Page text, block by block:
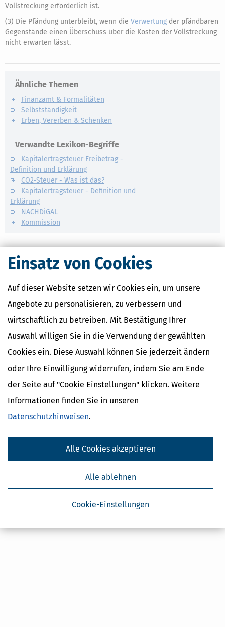
Einsatz von Cookies
Auf dieser Website setzen wir Cookies ein, um unsere
Angebote zu personalisieren, zu verbessern und
wirtschaftlich zu betreiben. Mit Bestätigung Ihrer
Auswahl willigen Sie in die Verwendung der gewählten
Cookies ein. Diese Auswahl können Sie jederzeit ändern
oder Ihre Einwilligung widerrufen, indem Sie am Ende
der Seite auf "Cookie Einstellungen" klicken. Weitere
Informationen finden Sie in unseren
Datenschutzhinweisen.
Cookie-Einstellungen
Alle ablehnen
Alle Cookies akzeptieren
Vollstreckung erforderlich ist.
(3) Die Pfändung unterbleibt, wenn die Verwertung der pfändbaren
Gegenstände einen Überschuss über die Kosten der Vollstreckung
nicht erwarten lässt.
Ähnliche Themen
Finanzamt & Formalitäten
Selbstständigkeit
Erben, Vererben & Schenken
Verwandte Lexikon-Begriffe
Kapitalertragsteuer Freibetrag -
Definition und Erklärung
CO2-Steuer - Was ist das?
Kapitalertragsteuer - Definition und
Erklärung
NACHDiGAL
Kommission
Kostenlose Steuertipps & News
Steuertipps
Geldtipps
Ja, ich möchte die kostenlosen Newsletter
Datenschutzhinweisehabe ich gelesen.
Meine Einwilligung kann ich jederzeit durch
Abbestellung des Newsletters widerrufen.